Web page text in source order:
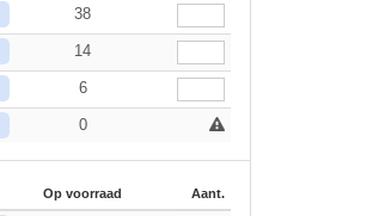
38
14
6
0
Op voorraad Aant.